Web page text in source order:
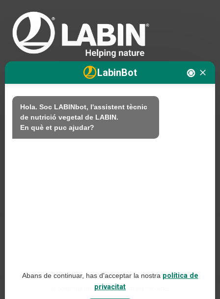
Nosaltres
Productes
Política de xarxes socials
LabinBot
Hola. Soc LABINbot, l'assistent tècnic
de nutrició vegetal de LABIN.
En què et puc ajudar?
El contingut generat amb IA pot ser inexacte.
Abans de continuar, has d'acceptar la nostra política de
privacitat